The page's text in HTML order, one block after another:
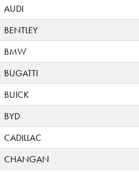
AUDI
BENTLEY
BMW
BUGATTI
BUICK
BYD
CADILLAC
CHANGAN